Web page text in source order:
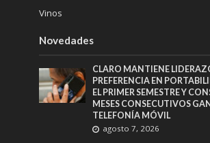
Vinos
Novedades
CLARO MANTIENE
PREFERENCIA EN
EL PRIMER SEMESTRE Y
MESES CONSECUTIVOS
TELEFONÍA MÓVIL
agosto 7, 2026